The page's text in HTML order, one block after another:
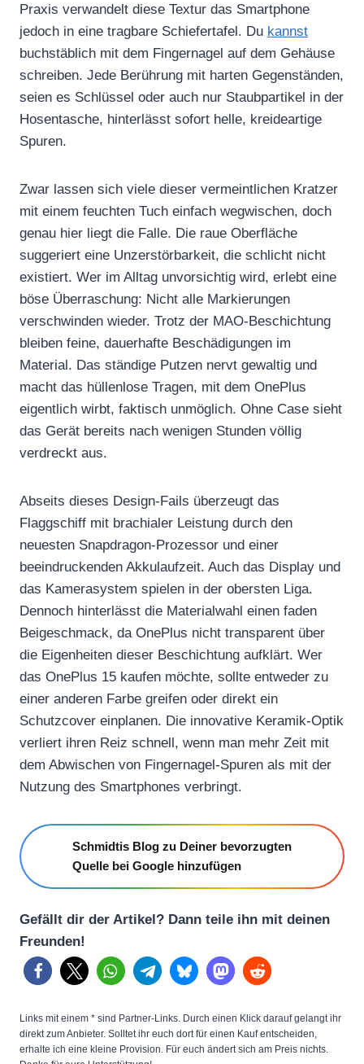
Praxis verwandelt diese Textur das Smartphone
jedoch in eine tragbare Schiefertafel. Du kannst
buchstäblich mit dem Fingernagel auf dem Gehäuse
schreiben. Jede Berührung mit harten Gegenständen,
seien es Schlüssel oder auch nur Staubpartikel in der
Hosentasche, hinterlässt sofort helle, kreideartige
Spuren.
Zwar lassen sich viele dieser vermeintlichen Kratzer
mit einem feuchten Tuch einfach wegwischen, doch
genau hier liegt die Falle. Die raue Oberfläche
suggeriert eine Unzerstörbarkeit, die schlicht nicht
existiert. Wer im Alltag unvorsichtig wird, erlebt eine
böse Überraschung: Nicht alle Markierungen
verschwinden wieder. Trotz der MAO-Beschichtung
bleiben feine, dauerhafte Beschädigungen im
Material. Das ständige Putzen nervt gewaltig und
macht das hüllenlose Tragen, mit dem OnePlus
eigentlich wirbt, faktisch unmöglich. Ohne Case sieht
das Gerät bereits nach wenigen Stunden völlig
verdreckt aus.
Abseits dieses Design-Fails überzeugt das
Flaggschiff mit brachialer Leistung durch den
neuesten Snapdragon-Prozessor und einer
beeindruckenden Akkulaufzeit. Auch das Display und
das Kamerasystem spielen in der obersten Liga.
Dennoch hinterlässt die Materialwahl einen faden
Beigeschmack, da OnePlus nicht transparent über
die Eigenheiten dieser Beschichtung aufklärt. Wer
das OnePlus 15 kaufen möchte, sollte entweder zu
einer anderen Farbe greifen oder direkt ein
Schutzcover einplanen. Die innovative Keramik-Optik
verliert ihren Reiz schnell, wenn man mehr Zeit mit
dem Abwischen von Fingernagel-Spuren als mit der
Nutzung des Smartphones verbringt.
Schmidtis Blog zu Deiner bevorzugten
Quelle bei Google hinzufügen
Gefällt dir der Artikel? Dann teile ihn mit deinen
Freunden!
Links mit einem * sind Partner-Links. Durch einen Klick darauf gelangt ihr
direkt zum Anbieter. Solltet ihr euch dort für einen Kauf entscheiden,
erhalte ich eine kleine Provision. Für euch ändert sich am Preis nichts.